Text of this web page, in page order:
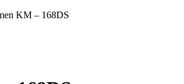
KM – 168DS